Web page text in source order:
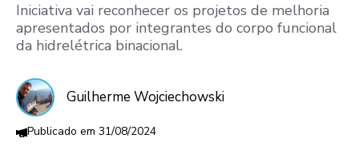
Iniciativa vai reconhecer os projetos de melhoria
apresentados por integrantes do corpo funcional
da hidrelétrica binacional.
Guilherme Wojciechowski
31/08/2024